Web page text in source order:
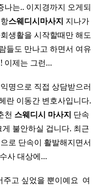
나는.. 이지경까지 오게되
스웨디시마사지 지나가
생활을 시작할때만 해도
들도 만나고 하면서 여유
이제는 그런…
명으로 직접 상담받으러
란 이동간 변호사입니다.
천 스웨디시 마사지 단속
불안하실 겁니다. 최근
로 단속이 활발해지면서
사 대상에…
주고 싶었을 뿐이예요 ​ 여